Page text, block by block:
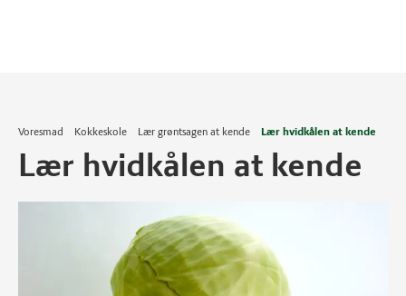
Voresmad Kokkeskole Lær grøntsagen at kende Lær hvidkålen at kende
Lær hvidkålen at kende